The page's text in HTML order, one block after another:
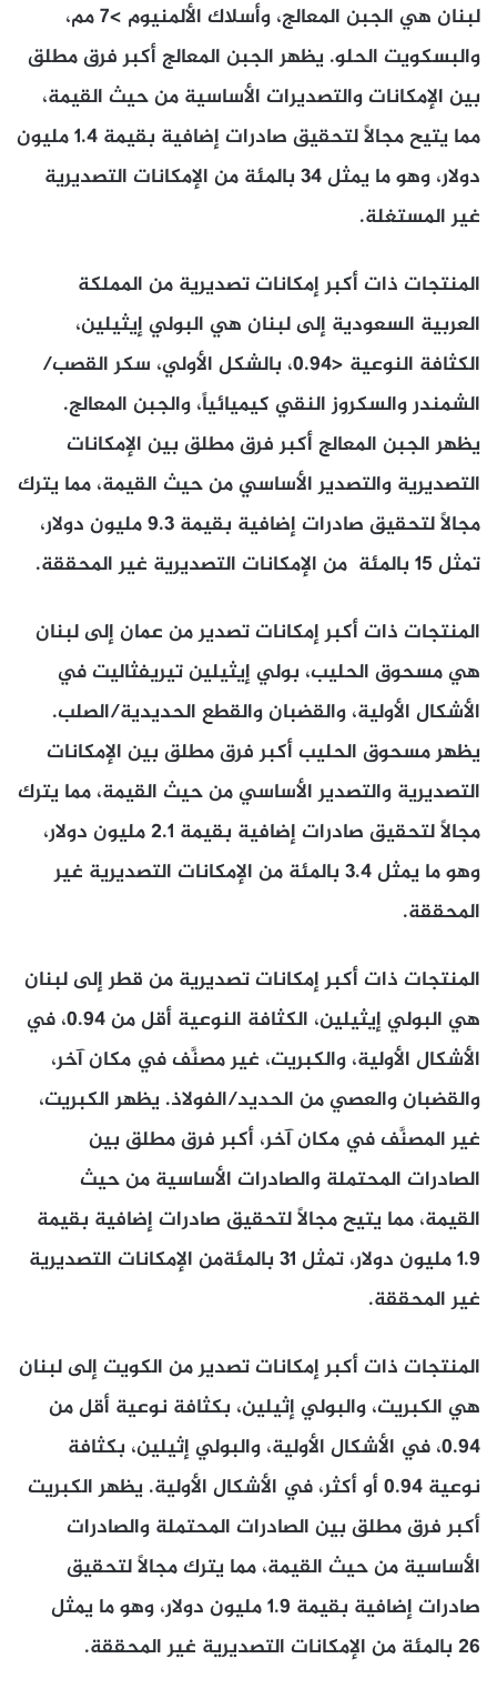
لبنان هي الجبن المعالج، وأسلاك الألمنيوم >7 مم،
والبسكويت الحلو. يظهر الجبن المعالج أكبر فرق مطلق
بين الإمكانات والتصديرات الأساسية من حيث القيمة،
مما يتيح مجالاً لتحقيق صادرات إضافية بقيمة 1.4 مليون
دولار، وهو ما يمثل 34 بالمئة من الإمكانات التصديرية
غير المستغلة.
المنتجات ذات أكبر إمكانات تصديرية من المملكة
العربية السعودية إلى لبنان هي البولي إيثيلين،
الكثافة النوعية <0.94، بالشكل الأولي، سكر القصب/
الشمندر والسكروز النقي كيميائياً، والجبن المعالج.
يظهر الجبن المعالج أكبر فرق مطلق بين الإمكانات
التصديرية والتصدير الأساسي من حيث القيمة، مما يترك
مجالاً لتحقيق صادرات إضافية بقيمة 9.3 مليون دولار،
تمثل 15 بالمئة من الإمكانات التصديرية غير المحققة.
المنتجات ذات أكبر إمكانات تصدير من عمان إلى لبنان
هي مسحوق الحليب، بولي إيثيلين تيريفثاليت في
الأشكال الأولية، والقضبان والقطع الحديدية/الصلب.
يظهر مسحوق الحليب أكبر فرق مطلق بين الإمكانات
التصديرية والتصدير الأساسي من حيث القيمة، مما يترك
مجالًا لتحقيق صادرات إضافية بقيمة 2.1 مليون دولار،
وهو ما يمثل 3.4 بالمئة من الإمكانات التصديرية غير
المحققة.
المنتجات ذات أكبر إمكانات تصديرية من قطر إلى لبنان
هي البولي إيثيلين، الكثافة النوعية أقل من 0.94، في
الأشكال الأولية، والكبريت، غير مصنَّف في مكان آخر،
والقضبان والعصي من الحديد/الفولاذ. يظهر الكبريت،
غير المصنَّف في مكان آخر، أكبر فرق مطلق بين
الصادرات المحتملة والصادرات الأساسية من حيث
القيمة، مما يتيح مجالاً لتحقيق صادرات إضافية بقيمة
1.9 مليون دولار، تمثل 31 بالمئةمن الإمكانات التصديرية
غير المحققة.
المنتجات ذات أكبر إمكانات تصدير من الكويت إلى لبنان
هي الكبريت، والبولي إثيلين، بكثافة نوعية أقل من
0.94، في الأشكال الأولية، والبولي إثيلين، بكثافة
نوعية 0.94 أو أكثر، في الأشكال الأولية. يظهر الكبريت
أكبر فرق مطلق بين الصادرات المحتملة والصادرات
الأساسية من حيث القيمة، مما يترك مجالًا لتحقيق
صادرات إضافية بقيمة 1.9 مليون دولار، وهو ما يمثل
26 بالمئة من الإمكانات التصديرية غير المحققة.